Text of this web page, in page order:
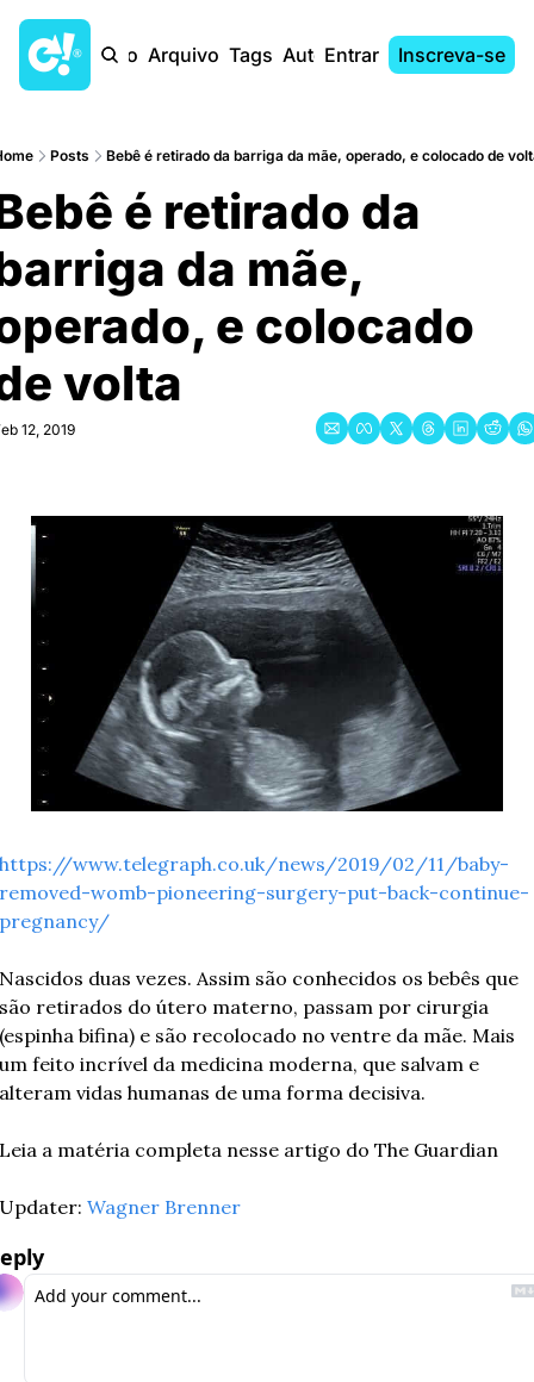
Início Arquivo Tags AutoresEntrar Inscreva-se
Posts Bebê é retirado da barriga da mãe, operado, e colocado de
é retirado da
da mãe,
e colocado
volta
12, 2019
https://www.telegraph.co.uk/news/2019/02/11/baby-
removed-womb-pioneering-surgery-put-back-continue-
pregnancy/
Nascidos duas vezes. Assim são conhecidos os bebês que
são retirados do útero materno, passam por cirurgia
(espinha bifina) e são recolocado no ventre da mãe. Mais
um feito incrível da medicina moderna, que salvam e
alteram vidas humanas de uma forma decisiva.
Leia a matéria completa nesse artigo do The Guardian
Updater: Wagner Brenner